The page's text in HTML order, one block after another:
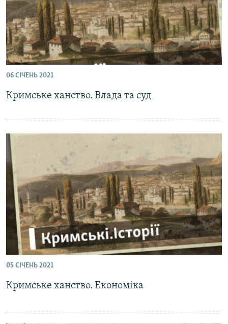
06 СІЧЕНЬ 2021
Кримське ханство. Влада та суд
05 СІЧЕНЬ 2021
Кримське ханство. Економіка